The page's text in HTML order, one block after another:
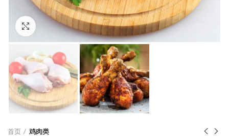
Click to enlarge
首页 鸡肉类